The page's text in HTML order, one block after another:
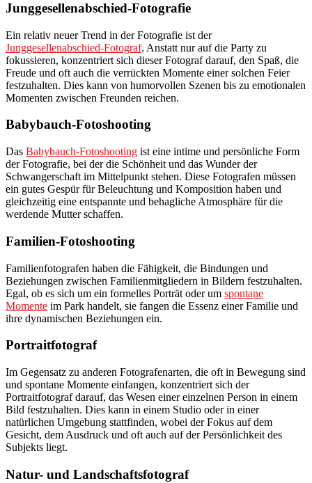
Junggesellenabschied-Fotografie
Ein relativ neuer Trend in der Fotografie ist der
Junggesellenabschied-Fotograf. Anstatt nur auf die Party zu
fokussieren, konzentriert sich dieser Fotograf darauf, den Spaß, die
Freude und oft auch die verrückten Momente einer solchen Feier
festzuhalten. Dies kann von humorvollen Szenen bis zu emotionalen
Momenten zwischen Freunden reichen.
Babybauch-Fotoshooting
Das Babybauch-Fotoshooting ist eine intime und persönliche Form
der Fotografie, bei der die Schönheit und das Wunder der
Schwangerschaft im Mittelpunkt stehen. Diese Fotografen müssen
ein gutes Gespür für Beleuchtung und Komposition haben und
gleichzeitig eine entspannte und behagliche Atmosphäre für die
werdende Mutter schaffen.
Familien-Fotoshooting
Familienfotografen haben die Fähigkeit, die Bindungen und
Beziehungen zwischen Familienmitgliedern in Bildern festzuhalten.
Egal, ob es sich um ein formelles Porträt oder um spontane
Momente im Park handelt, sie fangen die Essenz einer Familie und
ihre dynamischen Beziehungen ein.
Portraitfotograf
Im Gegensatz zu anderen Fotografenarten, die oft in Bewegung sind
und spontane Momente einfangen, konzentriert sich der
Portraitfotograf darauf, das Wesen einer einzelnen Person in einem
Bild festzuhalten. Dies kann in einem Studio oder in einer
natürlichen Umgebung stattfinden, wobei der Fokus auf dem
Gesicht, dem Ausdruck und oft auch auf der Persönlichkeit des
Subjekts liegt.
Natur- und Landschaftsfotograf